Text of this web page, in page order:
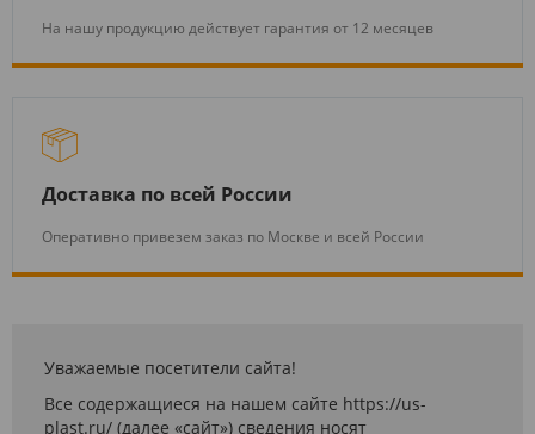
На нашу продукцию действует гарантия от 12 месяцев
Доставка по всей России
Оперативно привезем заказ по Москве и всей России
Уважаемые посетители сайта!
Все содержащиеся на нашем сайте https://us-
plast.ru/ (далее «сайт») сведения носят